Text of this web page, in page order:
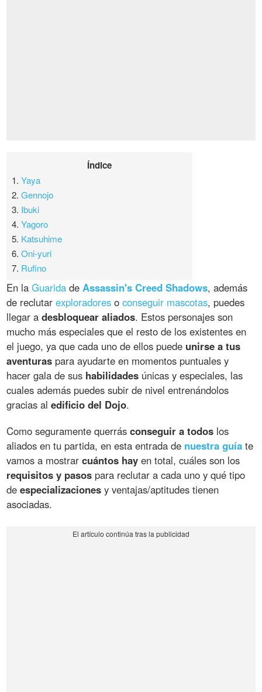
Índice
1.Yaya
2.Gennojo
3. Ibuki
4.Yagoro
5. Katsuhime
6.Oni-yuri
7. Rufino
En laGuarida deAssassin's Creed Shadows, además
de reclutarexploradores oconseguir mascotas, puedes
llegar adesbloquear aliados. Estos personajes son
mucho más especiales que el resto de los existentes en
el juego, ya que cada uno de ellos puede unirse a tus
aventuras para ayudarte en momentos puntuales y
hacer gala de sus habilidades únicas y especiales, las
cuales además puedes subir de nivel entrenándolos
gracias aledificio del Dojo.
Como seguramente querrásconseguir a todos los
aliados en tu partida, en esta entrada de nuestra guía te
vamos a mostrarcuántos hay en total, cuáles son los
requisitos y pasos para reclutar a cada uno y qué tipo
deespecializaciones y ventajas/aptitudes tienen
asociadas.